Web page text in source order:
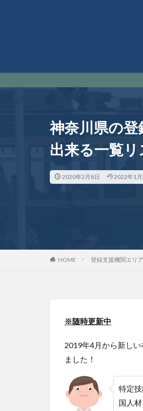
神奈川県の
出来る一覧リ
2020年2月8日 2022年1
HOME 登録支援機関エリ
※随時更新中
2019年4月から新し
ました！
特定
国人